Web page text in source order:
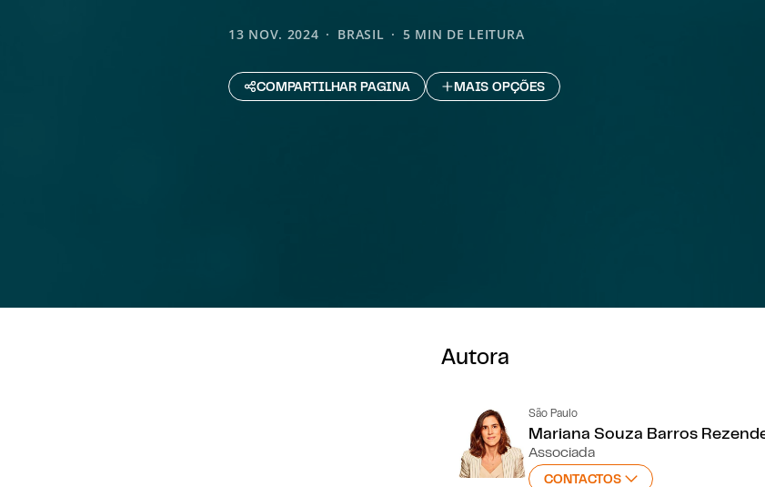
13 NOV. 2024 BRASIL 5 MIN DE LEITURA
COMPARTILHAR PAGINA MAIS OPÇÕES
Autora
São Paulo
Mariana Souza Barros
Associada
CONTACTOS